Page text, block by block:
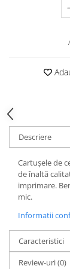
Descriere
Cartuşele de
de înaltă
imprimare.
mic.
Informatii
Caracteristici
Review-uri(0)